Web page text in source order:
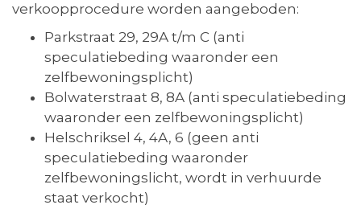
verkoopprocedure worden aangeboden:
Parkstraat 29, 29A t/m C (anti
speculatiebeding waaronder een
zelfbewoningsplicht)
Bolwaterstraat 8, 8A (anti speculatiebeding
waaronder een zelfbewoningsplicht)
Helschriksel 4, 4A, 6 (geen anti
speculatiebeding waaronder
zelfbewoningslicht, wordt in verhuurde
staat verkocht)